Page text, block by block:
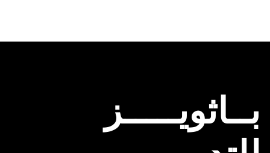
بــاثويـــــز